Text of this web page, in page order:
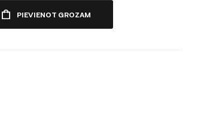
PIEVIENOT GROZAM